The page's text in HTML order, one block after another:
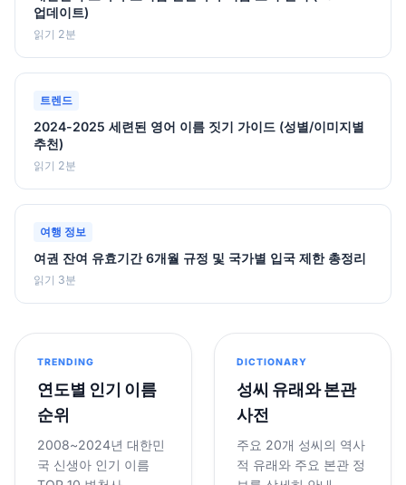
업데이트)
읽기 2분
트렌드
2024-2025 세련된 영어 이름 짓기 가이드 (성별/이미지별
추천)
읽기 2분
여행 정보
여권 잔여 유효기간 6개월 규정 및 국가별 입국 제한 총정리
읽기 3분
TRENDING
연도별 인기 이름
순위
2008~2024년 대한민
국 신생아 인기 이름
DICTIONARY
성씨 유래와 본관
사전
주요 20개 성씨의 역사
적 유래와 주요 본관 정